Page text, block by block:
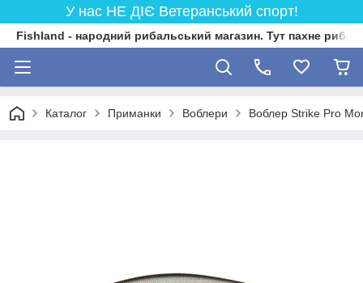
У нас НЕ ДІЄ Ветеранський спорт!
Fishland - народний рибальський магазин. Тут пахне
Каталог Приманки Воблери Воблер Strike Pro